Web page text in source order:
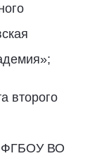
второго
ФГБОУ ВО